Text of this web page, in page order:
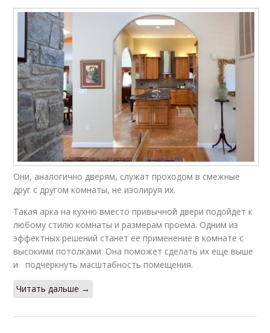
Они, аналогично дверям, служат проходом в смежные
друг с другом комнаты, не изолируя их.
Такая арка на кухню вместо привычной двери подойдет к
любому стилю комнаты и размерам проема. Одним из
эффектных решений станет ее применение в комнате с
высокими потолками. Она поможет сделать их еще выше
и подчеркнуть масштабность помещения.
Читать дальше →